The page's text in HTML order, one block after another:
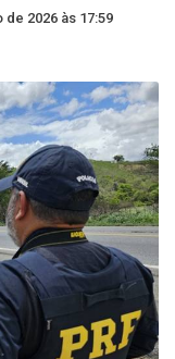
de 2026 às 17:59